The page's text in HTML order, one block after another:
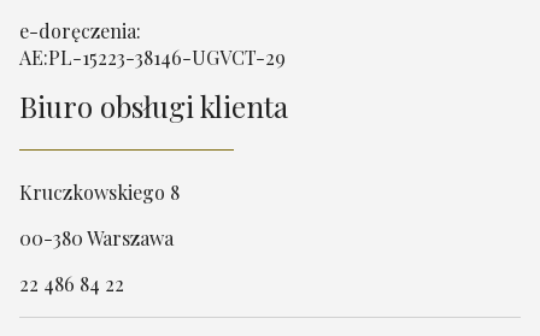
e-doręczenia:
AE:PL-15223-38146-UGVCT-29
Biuro obsługi klienta
Kruczkowskiego 8
00-380 Warszawa
22 486 84 22